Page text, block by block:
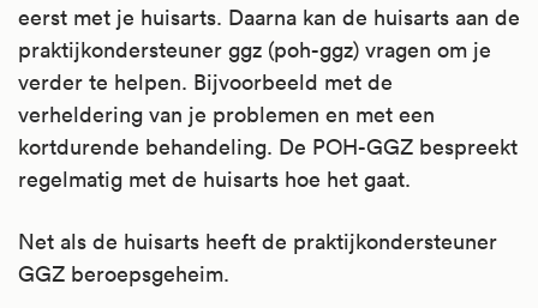
eerst met je huisarts. Daarna kan de huisarts aan de
praktijkondersteuner ggz (poh-ggz) vragen om je
verder te helpen. Bijvoorbeeld met de
verheldering van je problemen en met een
kortdurende behandeling. De POH-GGZ bespreekt
regelmatig met de huisarts hoe het gaat.
Net als de huisarts heeft de praktijkondersteuner
GGZ beroepsgeheim.